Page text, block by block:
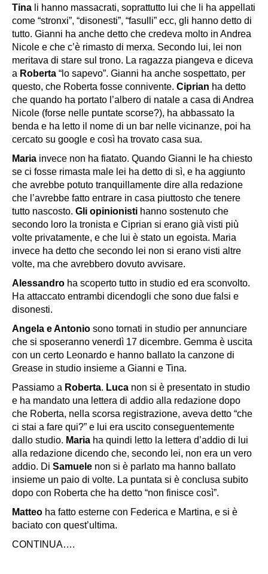
Tina li hanno massacrati, soprattutto lui che li ha appellati
come “stronxi”, “disonesti”, “fasulli” ecc, gli hanno detto di
tutto. Gianni ha anche detto che credeva molto in Andrea
Nicole e che c’è rimasto di merxa. Secondo lui, lei non
meritava di stare sul trono. La ragazza piangeva e diceva
a Roberta “ lo sapevo”. Gianni ha anche sospettato, per
questo, che Roberta fosse connivente. Ciprian ha detto
che quando ha portato l’albero di natale a casa di Andrea
Nicole (forse nelle puntate scorse?), ha abbassato la
benda e ha letto il nome di un bar nelle vicinanze, poi ha
cercato su google e così ha trovato casa sua.
Maria invece non ha fiatato. Quando Gianni le ha chiesto
se ci fosse rimasta male lei ha detto di sì, e ha aggiunto
che avrebbe potuto tranquillamente dire alla redazione
che l’avrebbe fatto entrare in casa piuttosto che tenere
tutto nascosto. Gli opinionisti hanno sostenuto che
secondo loro la tronista e Ciprian si erano già visti più
volte privatamente, e che lui è stato un egoista. Maria
invece ha detto che secondo lei non si erano visti altre
volte, ma che avrebbero dovuto avvisare.
Alessandro ha scoperto tutto in studio ed era sconvolto.
Ha attaccato entrambi dicendogli che sono due falsi e
disonesti.
Angela e Antonio sono tornati in studio per annunciare
che si sposeranno venerdì 17 dicembre. Gemma è uscita
con un certo Leonardo e hanno ballato la canzone di
Grease in studio insieme a Gianni e Tina.
Passiamo a Roberta. Luca non si è presentato in studio
e ha mandato una lettera di addio alla redazione dopo
che Roberta, nella scorsa registrazione, aveva detto “che
ci stai a fare qui?” e lui era uscito conseguentemente
dallo studio. Maria ha quindi letto la lettera d’addio di lui
alla redazione dicendo che, secondo lei, non era un vero
addio. Di Samuele non si è parlato ma hanno ballato
insieme un paio di volte. La puntata si è conclusa subito
dopo con Roberta che ha detto “non finisce così”.
Matteo ha fatto esterne con Federica e Martina, e si è
baciato con quest’ultima.
CONTINUA….